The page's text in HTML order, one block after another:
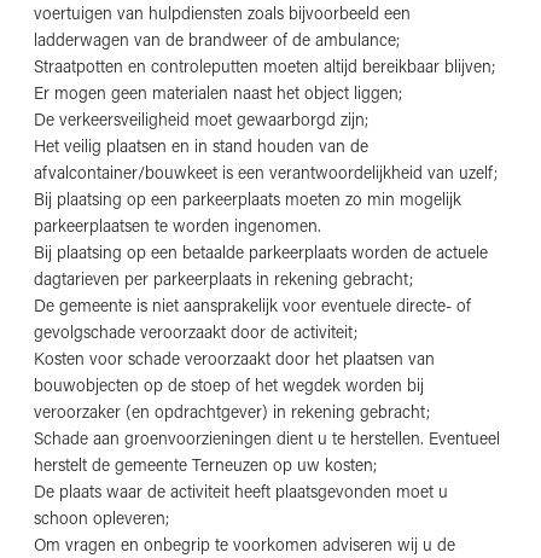
voertuigen van hulpdiensten zoals bijvoorbeeld een
ladderwagen van de brandweer of de ambulance;
Straatpotten en controleputten moeten altijd bereikbaar blijven;
Er mogen geen materialen naast het object liggen;
De verkeersveiligheid moet gewaarborgd zijn;
Het veilig plaatsen en in stand houden van de
afvalcontainer/bouwkeet is een verantwoordelijkheid van uzelf;
Bij plaatsing op een parkeerplaats moeten zo min mogelijk
parkeerplaatsen te worden ingenomen.
Bij plaatsing op een betaalde parkeerplaats worden de actuele
dagtarieven per parkeerplaats in rekening gebracht;
De gemeente is niet aansprakelijk voor eventuele directe- of
gevolgschade veroorzaakt door de activiteit;
Kosten voor schade veroorzaakt door het plaatsen van
bouwobjecten op de stoep of het wegdek worden bij
veroorzaker (en opdrachtgever) in rekening gebracht;
Schade aan groenvoorzieningen dient u te herstellen. Eventueel
herstelt de gemeente Terneuzen op uw kosten;
De plaats waar de activiteit heeft plaatsgevonden moet u
schoon opleveren;
Om vragen en onbegrip te voorkomen adviseren wij u de